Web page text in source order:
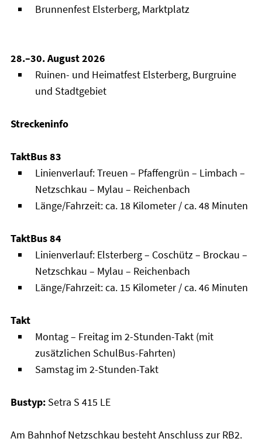
Brunnenfest Elsterberg, Marktplatz
28.–30. August 2026
Ruinen- und Heimatfest Elsterberg, Burgruine
und Stadtgebiet
Streckeninfo
TaktBus 83
Linienverlauf: Treuen – Pfaffengrün – Limbach –
Netzschkau – Mylau – Reichenbach
Länge/Fahrzeit: ca. 18 Kilometer / ca. 48 Minuten
TaktBus 84
Linienverlauf: Elsterberg – Coschütz – Brockau –
Netzschkau – Mylau – Reichenbach
Länge/Fahrzeit: ca. 15 Kilometer / ca. 46 Minuten
Takt
Montag – Freitag im 2-Stunden-Takt (mit
zusätzlichen SchulBus-Fahrten)
Samstag im 2-Stunden-Takt
Bustyp: Setra S 415 LE
Am Bahnhof Netzschkau besteht Anschluss zur RB2.